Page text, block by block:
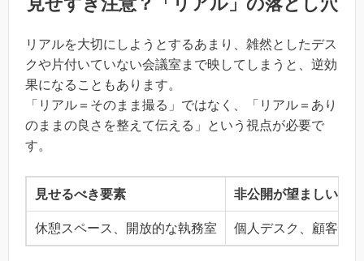
リアルを大切にしようとするあまり、雑然としたデス
クや片付いていない会議室まで映してしまうと、逆効
果になることもあります。
「リアル＝そのまま撮る」ではなく、「リアル＝あり
のままの良さを整えて伝える」という視点が必要で
す。
見せるべき要素 非公開が望ましい要素
休憩スペース、開放的な執務室 個人デスク、顧客情